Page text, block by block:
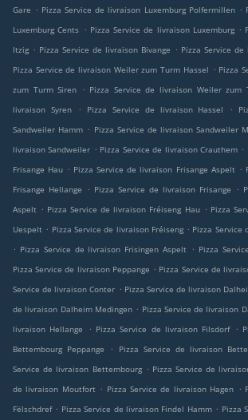
Gare . Pizza Service de livraison Luxemburg Polfermillen .
Luxemburg Cents . Pizza Service de livraison Luxemburg .
Itzig . Pizza Service de livraison Bivange . Pizza Service
Pizza Service de livraison Weiler zum Turm Hassel . Pizza
zum Turm Siren
. Pizza Service de livraison Weiler zum
livraison Syren
. Pizza Service de livraison Hassel .
Sandweiler Hamm . Pizza Service de livraison Sandweiler
livraison Sandweiler . Pizza Service de livraison Crauthem .
Frisange Hau . Pizza Service de livraison Frisange Aspelt .
Frisange Hellange
. Pizza Service de livraison Frisange .
Aspelt . Pizza Service de livraison Fréiseng Hau . Pizza
Uespelt . Pizza Service de livraison Fréiseng . Pizza Service
. Pizza Service de livraison Frisingen Aspelt . Pizza
Pizza Service de livraison Peppange . Pizza Service de
Service de livraison Conter . Pizza Service de livraison
de livraison Dalheim Medingen . Pizza Service de livraison
livraison Hellange
. Pizza Service de livraison Filsdorf .
Bettembourg Peppange
. Pizza Service de livraison
Service de livraison Bettembourg . Pizza Service de
de livraison Moutfort . Pizza Service de livraison Hagen .
Fëlschdref . Pizza Service de livraison Findel Hamm . Pizza